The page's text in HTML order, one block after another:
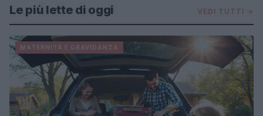
Le più lette di oggi VEDI TUTTI →
MATERNITÀ E GRAVIDANZA